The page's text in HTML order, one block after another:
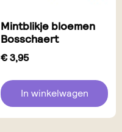
Mintblikje bloemen
Bosschaert
€3,95
In winkelwagen